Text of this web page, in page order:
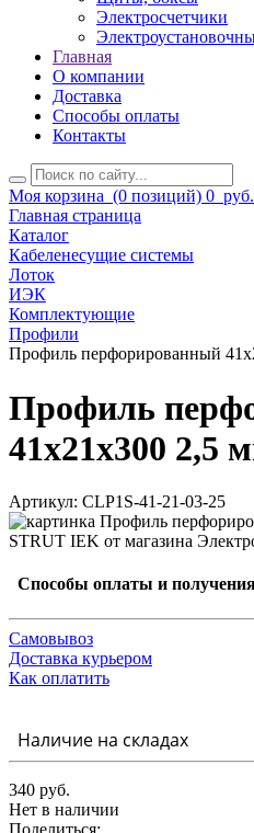
Электросчетчики
Главная
О компании
Доставка
Способы оплаты
Контакты
Моя корзина (0 позиций) 0 руб.
Главная страница
Каталог
Кабеленесущие системы
Лоток
ИЭК
Комплектующие
Профили
Профиль перфорированный
Профиль
41x21х300 2,5
Артикул: CLP1S-41-21-03-25
Способы оплаты и получения
Самовывоз
Доставка курьером
Как оплатить
Наличие на складах
340 руб.
Нет в наличии
Поделиться: